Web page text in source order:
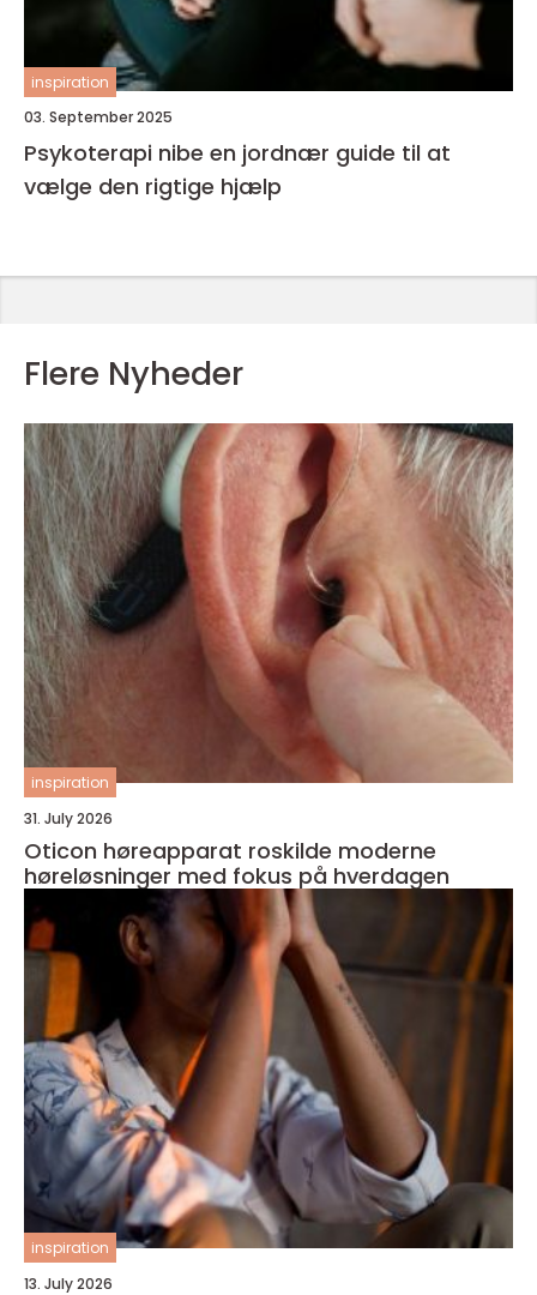
inspiration
03. September 2025
Psykoterapi nibe en jordnær guide til at
vælge den rigtige hjælp
Flere Nyheder
inspiration
31. July 2026
Oticon høreapparat roskilde moderne
høreløsninger med fokus på hverdagen
inspiration
13. July 2026